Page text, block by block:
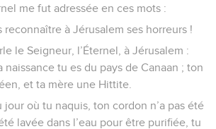
me fut adressée en ces mots :
reconnaître à Jérusalem ses horreurs !
le Seigneur, l’Éternel, à Jérusalem :
naissance tu es du pays de Canaan ; ton
et ta mère une Hittite.
jour où tu naquis, ton cordon n’a pas été
lavée dans l’eau pour être purifiée, tu